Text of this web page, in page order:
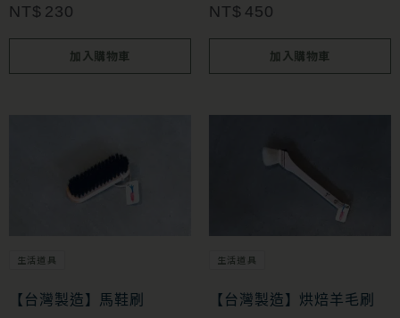
NT$ 230
加入購物車
NT$ 450
加入購物車
生活道具
【台灣製造】馬鞋刷
生活道具
【台灣製造】烘焙羊毛刷